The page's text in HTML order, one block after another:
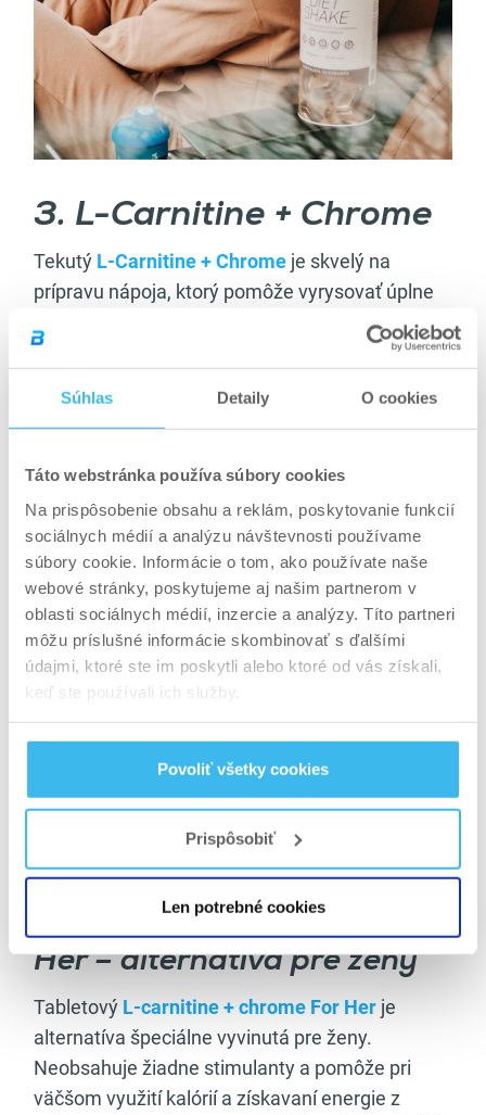
Súhlas Detaily O cookies
Táto webstránka používa súbory cookies
Na prispôsobenie obsahu a reklám, poskytovanie funkcií
sociálnych médií a analýzu návštevnosti používame
súbory cookie. Informácie o tom, ako používate naše
webové stránky, poskytujeme aj našim partnerom v
oblasti sociálnych médií, inzercie a analýzy. Títo partneri
môžu príslušné informácie skombinovať s ďalšími
údajmi, ktoré ste im poskytli alebo ktoré od vás získali,
keď ste používali ich služby.
Povoliť všetky cookies
Prispôsobiť
Len potrebné cookies
3. L-Carnitine + Chrome
Tekutý L-Carnitine + Chrome je skvelý na
prípravu nápoja, ktorý pomôže vyrysovať úplne
každé telo. Tekutá forma je rýchlejšie vstrebaná
a účinok sa dostaví oveľa skôr. Tento výrobok je
pôsobiace látky pomôžu udržať normálnu
efektívnejšiu premenu tukov na energiu. Ak sa
snažíte o redukciu hmotnosti, odporúča sa zvýšiť
príjem L-karnitínu pred tréningom
L-carnitine + chrome For
Her – alternatíva pre ženy
Tabletový L-carnitine + chrome For Her je
alternatíva špeciálne vyvinutá pre ženy.
Neobsahuje žiadne stimulanty a pomôže pri
väčšom využití kalórií a získavaní energie z